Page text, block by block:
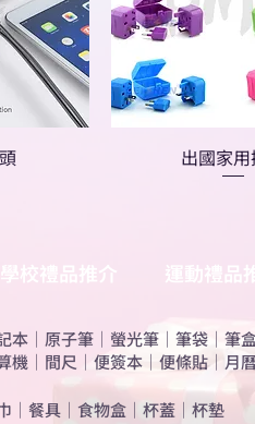
出國家
學校禮品推介 運動禮品
本 ｜ 原子筆 ｜ 螢光筆 ｜ 筆袋 ｜ 筆
機 ｜ 間尺 ｜ 便簽本 ｜ 便條貼｜ 月
｜ 餐具 ｜ 食物盒 ｜ 杯蓋 ｜ 杯墊